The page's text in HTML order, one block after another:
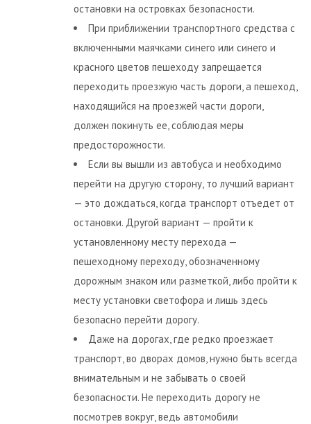
остановки на островках безопасности.
При приближении транспортного средства с
включенными маячками синего или синего и
красного цветов пешеходу запрещается
переходить проезжую часть дороги, а пешеход,
находящийся на проезжей части дороги,
должен покинуть ее, соблюдая меры
предосторожности.
Если вы вышли из автобуса и необходимо
перейти на другую сторону, то лучший вариант
— это дождаться, когда транспорт отъедет от
остановки. Другой вариант — пройти к
установленному месту перехода —
пешеходному переходу, обозначенному
дорожным знаком или разметкой, либо пройти к
месту установки светофора и лишь здесь
безопасно перейти дорогу.
Даже на дорогах, где редко проезжает
транспорт, во дворах домов, нужно быть всегда
внимательным и не забывать о своей
безопасности. Не переходить дорогу не
посмотрев вокруг, ведь автомобили